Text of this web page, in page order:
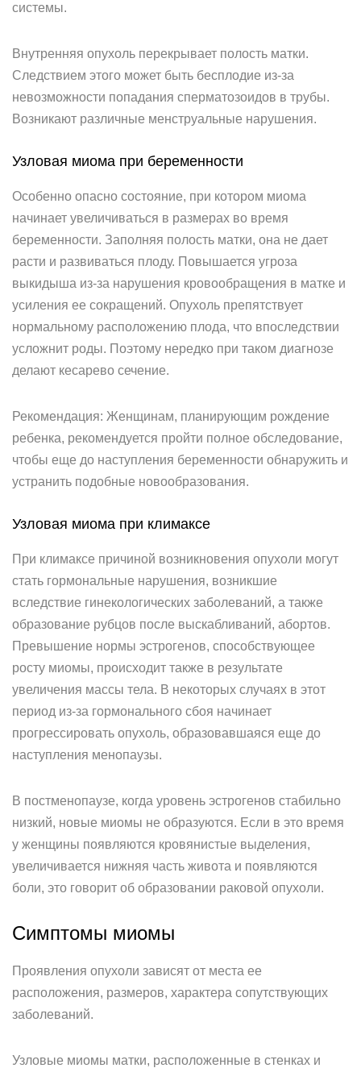
системы.
Внутренняя опухоль перекрывает полость матки.
Следствием этого может быть бесплодие из-за
невозможности попадания сперматозоидов в трубы.
Возникают различные менструальные нарушения.
Узловая миома при беременности
Особенно опасно состояние, при котором миома
начинает увеличиваться в размерах во время
беременности. Заполняя полость матки, она не дает
расти и развиваться плоду. Повышается угроза
выкидыша из-за нарушения кровообращения в матке и
усиления ее сокращений. Опухоль препятствует
нормальному расположению плода, что впоследствии
усложнит роды. Поэтому нередко при таком диагнозе
делают кесарево сечение.
Рекомендация: Женщинам, планирующим рождение
ребенка, рекомендуется пройти полное обследование,
чтобы еще до наступления беременности обнаружить и
устранить подобные новообразования.
Узловая миома при климаксе
При климаксе причиной возникновения опухоли могут
стать гормональные нарушения, возникшие
вследствие гинекологических заболеваний, а также
образование рубцов после выскабливаний, абортов.
Превышение нормы эстрогенов, способствующее
росту миомы, происходит также в результате
увеличения массы тела. В некоторых случаях в этот
период из-за гормонального сбоя начинает
прогрессировать опухоль, образовавшаяся еще до
наступления менопаузы.
В постменопаузе, когда уровень эстрогенов стабильно
низкий, новые миомы не образуются. Если в это время
у женщины появляются кровянистые выделения,
увеличивается нижняя часть живота и появляются
боли, это говорит об образовании раковой опухоли.
Симптомы миомы
Проявления опухоли зависят от места ее
расположения, размеров, характера сопутствующих
заболеваний.
Узловые миомы матки, расположенные в стенках и